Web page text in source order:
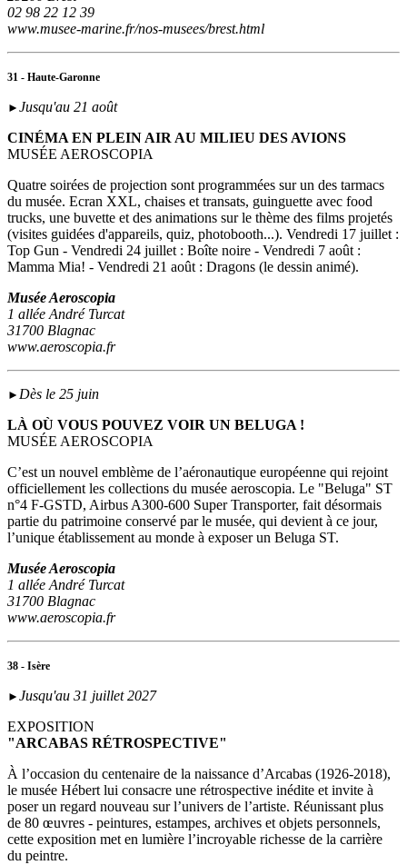
02 98 22 12 39
www.musee-marine.fr/nos-musees/brest.html
31 - Haute-Garonne
► Jusqu'au 21 août
CINÉMA EN PLEIN AIR AU MILIEU DES AVIONS
MUSÉE AEROSCOPIA
Quatre soirées de projection sont programmées sur un des tarmacs
du musée. Ecran XXL, chaises et transats, guinguette avec food
trucks, une buvette et des animations sur le thème des films projetés
(visites guidées d'appareils, quiz, photobooth...). Vendredi 17 juillet :
Top Gun - Vendredi 24 juillet : Boîte noire - Vendredi 7 août :
Mamma Mia! - Vendredi 21 août : Dragons (le dessin animé).
Musée Aeroscopia
1 allée André Turcat
31700 Blagnac
www.aeroscopia.fr
► Dès le 25 juin
LÀ OÙ VOUS POUVEZ VOIR UN BELUGA !
MUSÉE AEROSCOPIA
C’est un nouvel emblème de l’aéronautique européenne qui rejoint
officiellement les collections du musée aeroscopia. Le "Beluga" ST
n°4 F-GSTD, Airbus A300-600 Super Transporter, fait désormais
partie du patrimoine conservé par le musée, qui devient à ce jour,
l’unique établissement au monde à exposer un Beluga ST.
Musée Aeroscopia
1 allée André Turcat
31700 Blagnac
www.aeroscopia.fr
38 - Isère
► Jusqu'au 31 juillet 2027
EXPOSITION
"ARCABAS RÉTROSPECTIVE"
À l’occasion du centenaire de la naissance d’Arcabas (1926-2018),
le musée Hébert lui consacre une rétrospective inédite et invite à
poser un regard nouveau sur l’univers de l’artiste. Réunissant plus
de 80 œuvres - peintures, estampes, archives et objets personnels,
cette exposition met en lumière l’incroyable richesse de la carrière
du peintre.